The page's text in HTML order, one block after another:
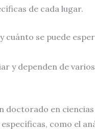
de cada lugar.
cuánto se puede
y dependen de
en
como el